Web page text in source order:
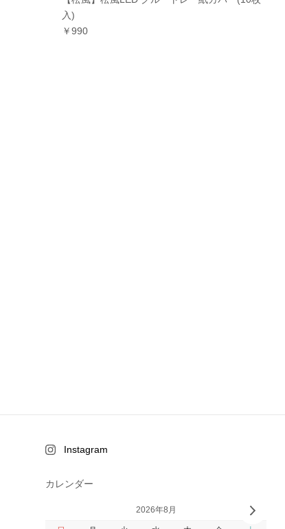
入)
￥990
Instagram
カレンダー
2026年8月